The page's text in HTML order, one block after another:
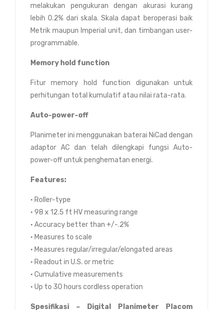
melakukan pengukuran dengan akurasi kurang
lebih 0.2% dari skala. Skala dapat beroperasi baik
Metrik maupun Imperial unit, dan timbangan user-
programmable.
Memory hold function
Fitur memory hold function digunakan untuk
perhitungan total kumulatif atau nilai rata-rata.
Auto-power-off
Planimeter ini menggunakan baterai NiCad dengan
adaptor AC dan telah dilengkapi fungsi Auto-
power-off untuk penghematan energi.
Features:
• Roller-type
• 98 x 12.5 ft HV measuring range
• Accuracy better than +/-.2%
• Measures to scale
• Measures regular/irregular/elongated areas
• Readout in U.S. or metric
• Cumulative measurements
• Up to 30 hours cordless operation
Spesifikasi – Digital Planimeter Placom